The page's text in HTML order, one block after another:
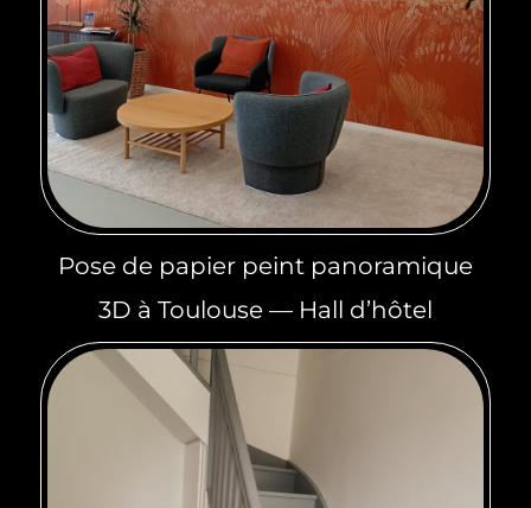
Pose de papier peint panoramique
3D à Toulouse — Hall d’hôtel